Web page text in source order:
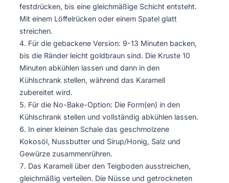
festdrücken, bis eine gleichmäßige Schicht entsteht.
Mit einem Löffelrücken oder einem Spatel glatt
streichen.
Für die gebackene Version: 9-13 Minuten backen,
bis die Ränder leicht goldbraun sind. Die Kruste 10
Minuten abkühlen lassen und dann in den
Kühlschrank stellen, während das Karamell
zubereitet wird.
Für die No-Bake-Option: Die Form(en) in den
Kühlschrank stellen und vollständig abkühlen lassen.
In einer kleinen Schale das geschmolzene
Kokosöl, Nussbutter und Sirup/Honig, Salz und
Gewürze zusammenrühren.
Das Karamell über den Teigboden ausstreichen,
gleichmäßig verteilen. Die Nüsse und getrockneten